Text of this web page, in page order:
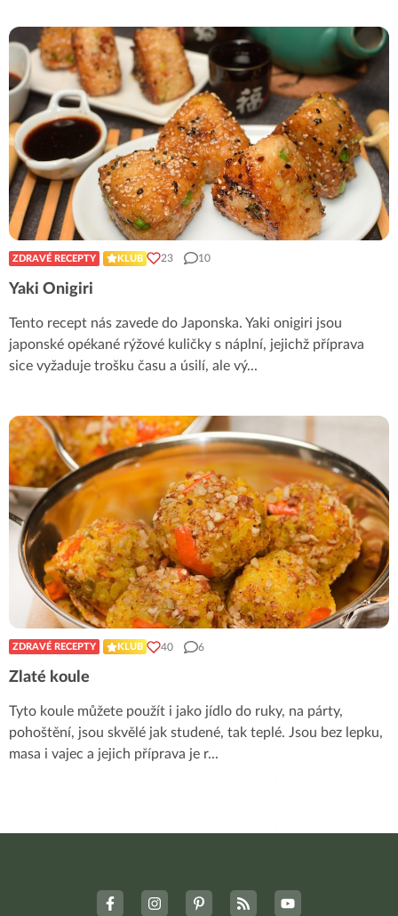
ZDRAVÉ RECEPTY KLUB 23 10
Yaki Onigiri
Tento recept nás zavede do Japonska. Yaki onigiri jsou
japonské opékané rýžové kuličky s náplní, jejichž příprava
sice vyžaduje trošku času a úsilí, ale vý...
ZDRAVÉ RECEPTY KLUB 40 6
Zlaté koule
Tyto koule můžete použít i jako jídlo do ruky, na párty,
pohoštění, jsou skvělé jak studené, tak teplé. Jsou bez lepku,
masa i vajec a jejich příprava je r...